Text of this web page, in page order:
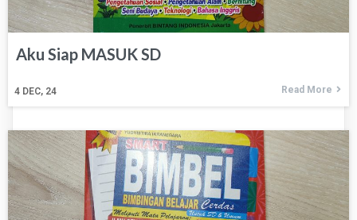
Aku Siap MASUK SD
4 DEC, 24 Read More